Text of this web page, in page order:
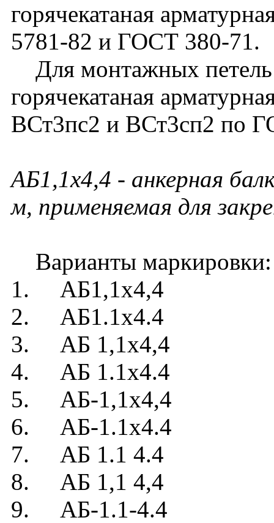
горячекатаная
5781-82 и ГОСТ 380-71.
Для монтажных петель
горячекатаная
ВСт3пс2 и ВСт3сп2 по
АБ1,1х4,4 - анкерная
м, применяемая для
Варианты маркировки:
1. АБ1,1х4,4
2. АБ1.1х4.4
3. АБ 1,1х4,4
4. АБ 1.1х4.4
5. АБ-1,1х4,4
6. АБ-1.1х4.4
7. АБ 1.1 4.4
8. АБ 1,1 4,4
9. АБ-1.1-4.4